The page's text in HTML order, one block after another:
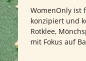
WomenOnly ist
konzipiert und
Rotklee,
mit Fokus auf